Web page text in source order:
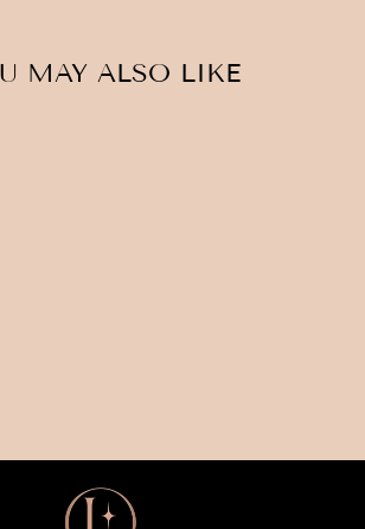
MAY ALSO LIKE